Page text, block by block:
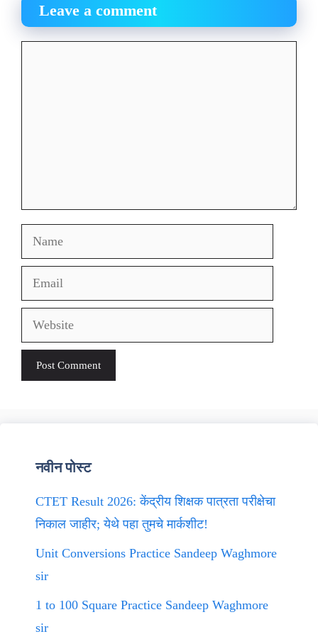
Leave a comment
Name
Email
Website
नवीन पोस्ट
CTET Result 2026: केंद्रीय शिक्षक पात्रता परीक्षेचा
निकाल जाहीर; येथे पहा तुमचे मार्कशीट!
Unit Conversions Practice Sandeep Waghmore
sir
1 to 100 Square Practice Sandeep Waghmore
sir